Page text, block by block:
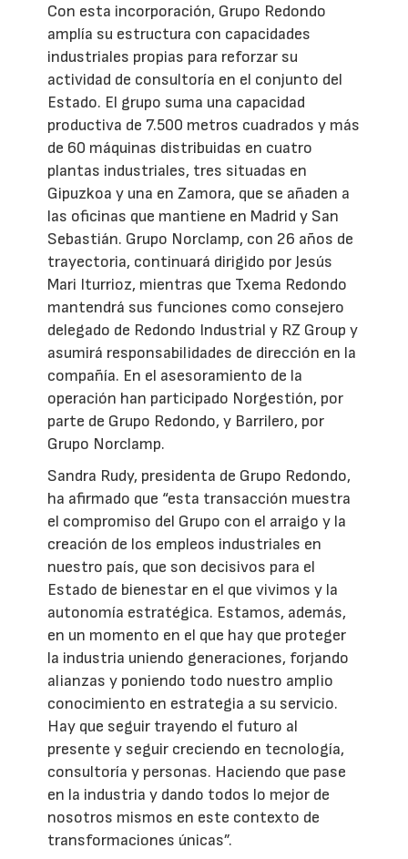
Con esta incorporación, Grupo Redondo
amplía su estructura con capacidades
industriales propias para reforzar su
actividad de consultoría en el conjunto del
Estado. El grupo suma una capacidad
productiva de 7.500 metros cuadrados y más
de 60 máquinas distribuidas en cuatro
plantas industriales, tres situadas en
Gipuzkoa y una en Zamora, que se añaden a
las oficinas que mantiene en Madrid y San
Sebastián. Grupo Norclamp, con 26 años de
trayectoria, continuará dirigido por Jesús
Mari Iturrioz, mientras que Txema Redondo
mantendrá sus funciones como consejero
delegado de Redondo Industrial y RZ Group y
asumirá responsabilidades de dirección en la
compañía. En el asesoramiento de la
operación han participado Norgestión, por
parte de Grupo Redondo, y Barrilero, por
Grupo Norclamp.
Sandra Rudy, presidenta de Grupo Redondo,
ha afirmado que “esta transacción muestra
el compromiso del Grupo con el arraigo y la
creación de los empleos industriales en
nuestro país, que son decisivos para el
Estado de bienestar en el que vivimos y la
autonomía estratégica. Estamos, además,
en un momento en el que hay que proteger
la industria uniendo generaciones, forjando
alianzas y poniendo todo nuestro amplio
conocimiento en estrategia a su servicio.
Hay que seguir trayendo el futuro al
presente y seguir creciendo en tecnología,
consultoría y personas. Haciendo que pase
en la industria y dando todos lo mejor de
nosotros mismos en este contexto de
transformaciones únicas”.